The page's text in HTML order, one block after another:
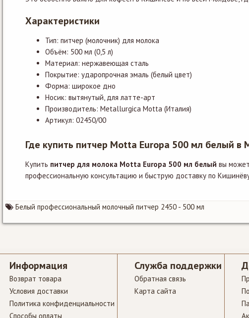
Характеристики
Тип: питчер (молочник) для молока
Объём: 500 мл (0,5 л)
Материал: нержавеющая сталь
Покрытие: ударопрочная эмаль (белый цвет)
Форма: широкое дно
Носик: вытянутый, для латте-арт
Производитель: Metallurgica Motta (Италия)
Артикул: 02450/00
Где купить питчер Motta Europa 500 мл белый в
Купить питчер для молока Motta Europa 500 мл белый вы
профессиональную консультацию и быструю доставку по
Белый профессиональный молочный питчер 2450 - 500 мл
Информация
Возврат товара
Условия доставки
Политика конфиденциальности
Способы оплаты
Служба поддержки
Обратная связь
Карта сайта